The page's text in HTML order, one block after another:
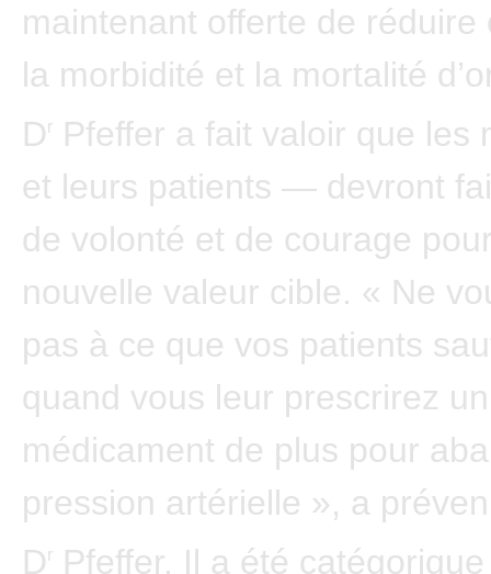
maintenant offerte de réduire
la morbidité et la mortalité
Dr
Pfeffer a fait valoir que
et leurs patients — devront
de volonté et de courage
nouvelle valeur cible. « Ne
pas à ce que vos patients
quand vous leur prescrirez un
médicament de plus pour
pression artérielle », a
Dr
Pfeffer. Il a été